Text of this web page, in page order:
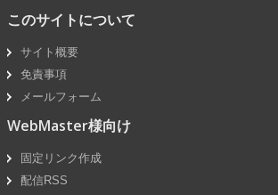
このサイトについて
サイト概要
免責事項
メールフォーム
WebMaster様向け
固定リンク作成
配信RSS